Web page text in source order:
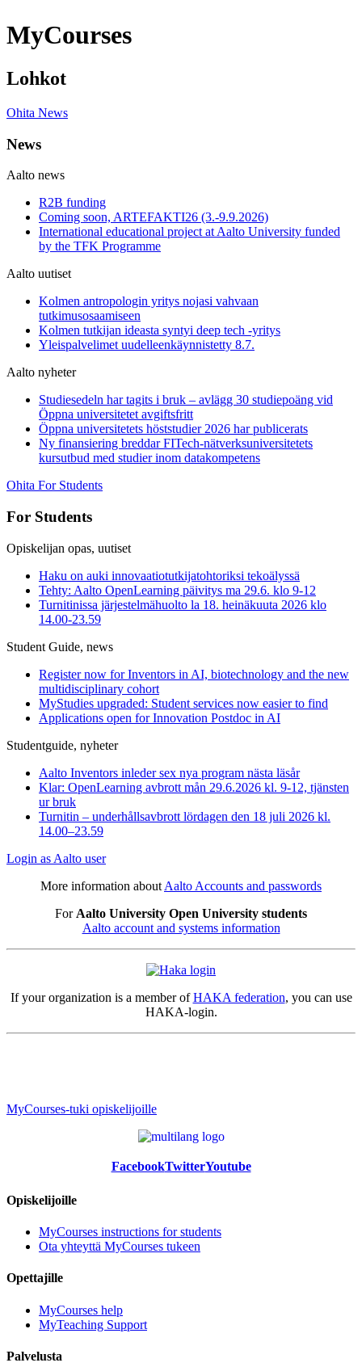
MyCourses
Lohkot
Ohita News
News
Aalto news
R2B funding
Coming soon, ARTEFAKTI26 (3.-9.9.2026)
International educational project at Aalto University funded
by the TFK Programme
Aalto uutiset
Kolmen antropologin yritys nojasi vahvaan
tutkimusosaamiseen
Kolmen tutkijan ideasta syntyi deep tech -yritys
Yleispalvelimet uudelleenkäynnistetty 8.7.
Aalto nyheter
Studiesedeln har tagits i bruk – avlägg 30 studiepoäng vid
Öppna universitetet avgiftsfritt
Öppna universitetets höststudier 2026 har publicerats
Ny finansiering breddar FITech-nätverksuniversitetets
kursutbud med studier inom datakompetens
Ohita For Students
For Students
Opiskelijan opas, uutiset
Haku on auki innovaatiotutkijatohtoriksi tekoälyssä
Tehty: Aalto OpenLearning päivitys ma 29.6. klo 9-12
Turnitinissa järjestelmähuolto la 18. heinäkuuta 2026 klo
14.00-23.59
Student Guide, news
Register now for Inventors in AI, biotechnology and the new
multidisciplinary cohort
MyStudies upgraded: Student services now easier to find
Applications open for Innovation Postdoc in AI
Studentguide, nyheter
Aalto Inventors inleder sex nya program nästa läsår
Klar: OpenLearning avbrott mån 29.6.2026 kl. 9-12, tjänsten
ur bruk
Turnitin – underhållsavbrott lördagen den 18 juli 2026 kl.
14.00–23.59
Login as Aalto user
More information about Aalto Accounts and passwords
For Aalto University Open University students
Aalto account and systems information
If your organization is a member ofHAKA federation, you can use
HAKA-login.
MyCourses-tuki opiskelijoille
FacebookTwitterYoutube
Opiskelijoille
MyCourses instructions for students
Ota yhteyttä MyCourses tukeen
Opettajille
MyCourses help
MyTeaching Support
Palvelusta